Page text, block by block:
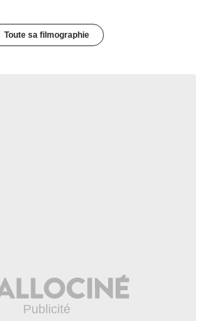
Toute sa filmographie